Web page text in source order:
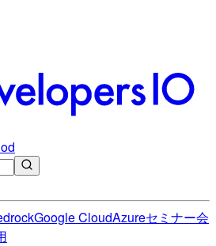
Google CloudAzureセミナー会